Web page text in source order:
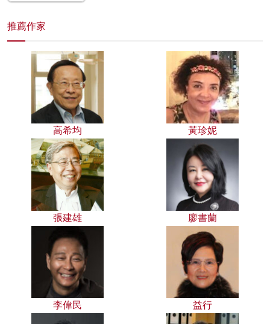
推薦作家
高希均 黃珍妮
張建雄 廖書蘭
李偉民 益行